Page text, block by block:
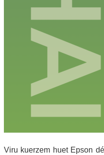
Viru kuerzem huet Epson